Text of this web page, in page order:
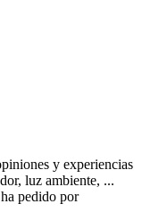
y experiencias
luz ambiente, ...
pedido por